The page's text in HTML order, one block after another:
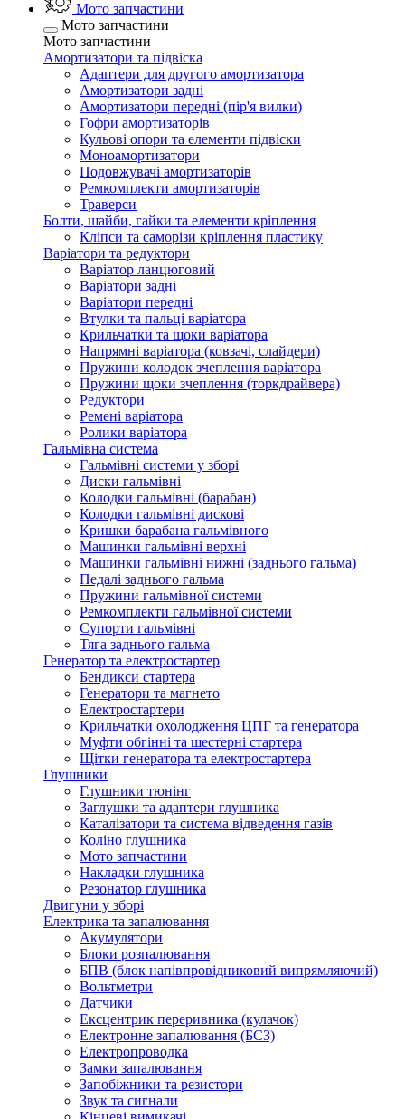
Мото запчастини
Мото запчастини
Мото запчастини
Амортизатори та підвіска
Адаптери для другого амортизатора
Амортизатори задні
Амортизатори передні (пір'я вилки)
Гофри амортизаторів
Кульові опори та елементи підвіски
Моноамортизатори
Подовжувачі амортизаторів
Ремкомплекти амортизаторів
Траверси
Болти, шайби, гайки та елементи кріплення
Кліпси та саморізи кріплення пластику
Варіатори та редуктори
Варіатор ланцюговий
Варіатори задні
Варіатори передні
Втулки та пальці варіатора
Крильчатки та щоки варіатора
Напрямні варіатора (ковзачі, слайдери)
Пружини колодок зчеплення варіатора
Пружини щоки зчеплення (торкдрайвера)
Редуктори
Ремені варіатора
Ролики варіатора
Гальмівна система
Гальмівні системи у зборі
Диски гальмівні
Колодки гальмівні (барабан)
Колодки гальмівні дискові
Кришки барабана гальмівного
Машинки гальмівні верхні
Машинки гальмівні нижні (заднього гальма)
Педалі заднього гальма
Пружини гальмівної системи
Ремкомплекти гальмівної системи
Супорти гальмівні
Тяга заднього гальма
Генератор та електростартер
Бендикси стартера
Генератори та магнето
Електростартери
Крильчатки охолодження ЦПГ та генератора
Муфти обгінні та шестерні стартера
Щітки генератора та електростартера
Глушники
Глушники тюнінг
Заглушки та адаптери глушника
Каталізатори та система відведення газів
Коліно глушника
Мото запчастини
Накладки глушника
Резонатор глушника
Двигуни у зборі
Електрика та запалювання
Акумулятори
Блоки розпалювання
БПВ (блок напівпровідниковий випрямляючий)
Вольтметри
Датчики
Ексцентрик переривника (кулачок)
Електронне запалювання (БСЗ)
Електропроводка
Замки запалювання
Запобіжники та резистори
Звук та сигнали